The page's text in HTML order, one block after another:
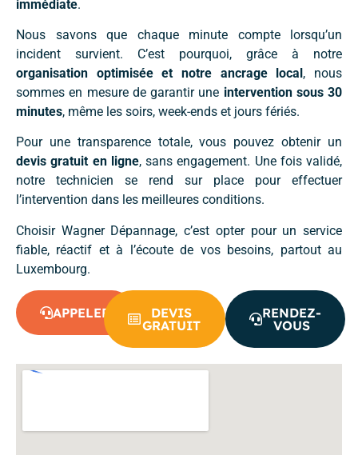
immédiate.
Nous savons que chaque minute compte lorsqu’un
incident survient. C’est pourquoi, grâce à notre
organisation optimisée et notre ancrage local, nous
sommes en mesure de garantir une intervention sous 30
minutes, même les soirs, week-ends et jours fériés.
Pour une transparence totale, vous pouvez obtenir un
devis gratuit en ligne, sans engagement. Une fois validé,
notre technicien se rend sur place pour effectuer
l’intervention dans les meilleures conditions.
Choisir Wagner Dépannage, c’est opter pour un service
fiable, réactif et à l’écoute de vos besoins, partout au
Luxembourg.
APPELER
DEVIS
GRATUIT
RENDEZ-
VOUS